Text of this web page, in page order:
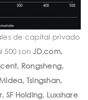
de capital privado
500 sonJD.com,
Rongsheng,
Tsingshan,
SF Holding, Luxshare